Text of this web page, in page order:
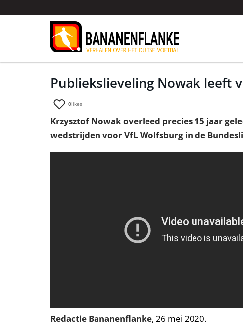
Publiekslieveling Nowak leeft
0likes
Krzysztof Nowak overleed precies 15 jaar
wedstrijden voor VfL Wolfsburg in de
Redactie Bananenflanke, 26 mei 2020.